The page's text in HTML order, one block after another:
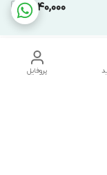
2,040,000
پروفایل